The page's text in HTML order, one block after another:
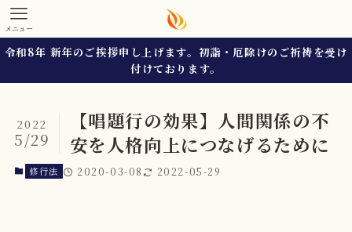
メニュー
令和8年 新年のご挨拶申し上げます。初詣・厄除けのご祈祷を受け
付けております。
【唱題行の効果】人間関係の不
安を人格向上につなげるために
2022
5/29
修行法 2020-03-08 2022-05-29